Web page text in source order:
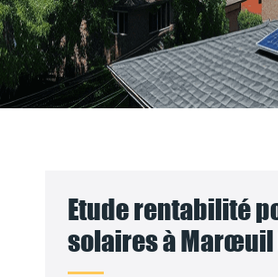
Etude rentabilité
solaires à Marœuil